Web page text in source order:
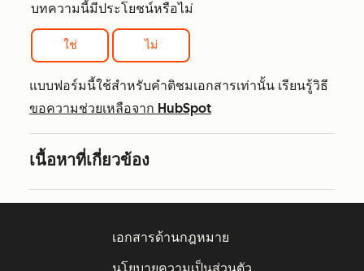
บทความนี้มีประโยชน์หรือไม่
ใช่ ไม่
แบบฟอร์มนี้ใช้สำหรับคำติชมเอกสารเท่านั้น เรียนรู้วิธี
ขอความช่วยเหลือจาก HubSpot
เนื้อหาที่เกี่ยวข้อง
เอกสารด้านกฎหมาย